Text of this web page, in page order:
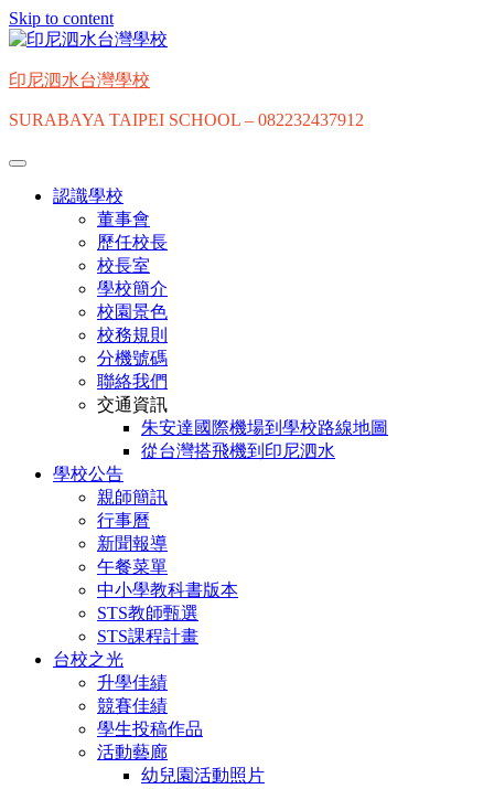
Skip to content
印尼泗水台灣學校
SURABAYA TAIPEI SCHOOL – 082232437912
認識學校
董事會
歷任校長
校長室
學校簡介
校園景色
校務規則
分機號碼
聯絡我們
交通資訊
朱安達國際機場到學校路線地圖
從台灣搭飛機到印尼泗水
學校公告
親師簡訊
行事曆
新聞報導
午餐菜單
中小學教科書版本
STS教師甄選
STS課程計畫
台校之光
升學佳績
競賽佳績
學生投稿作品
活動藝廊
幼兒園活動照片